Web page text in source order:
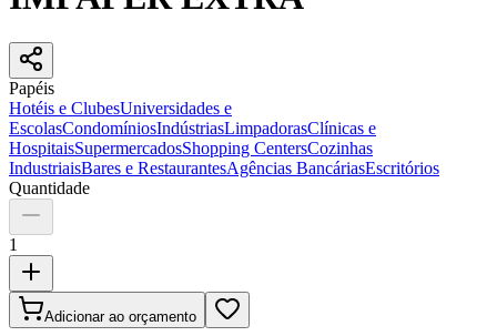
Papéis
Hotéis e ClubesUniversidades e
EscolasCondomíniosIndústriasLimpadorasClínicas e
HospitaisSupermercadosShopping CentersCozinhas
IndustriaisBares e RestaurantesAgências BancáriasEscritórios
Quantidade
1
Adicionar ao orçamento